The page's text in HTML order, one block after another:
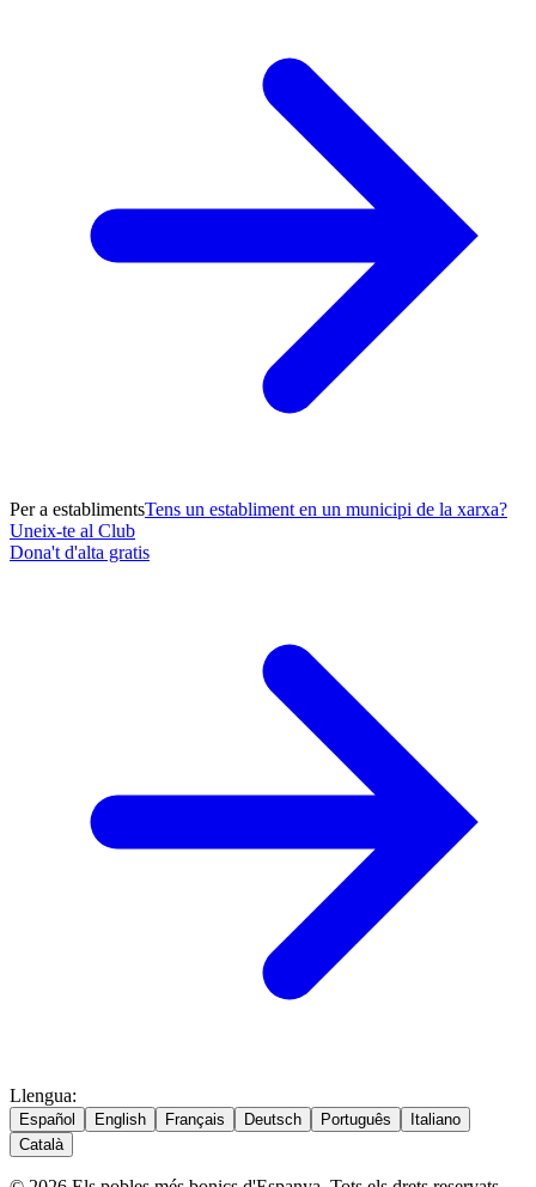
Per a establimentsTens un establiment en un municipi de la xarxa?
Uneix-te al Club
Dona't d'alta gratis
Llengua:
Español English Français Deutsch Português
Italiano
Català